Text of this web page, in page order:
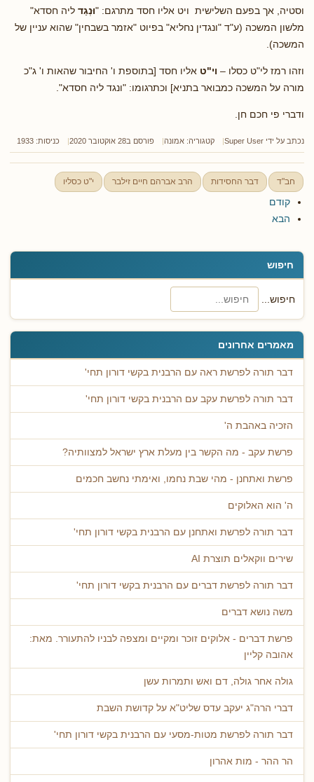
חיפוש
חיפוש...
מאמרים אחרונים
דבר תורה לפרשת ראה עם הרבנית בקשי דורון תחי'
דבר תורה לפרשת עקב עם הרבנית בקשי דורון תחי'
הזכיה באהבת ה'
פרשת עקב - מה הקשר בין מעלת ארץ ישראל למצוותיה?
פרשת ואתחנן - מהי שבת נחמו, ואימתי נחשב חכמים
ה' הוא האלוקים
דבר תורה לפרשת ואתחנן עם הרבנית בקשי דורון תחי'
שירים ווקאלים תוצרת AI
דבר תורה לפרשת דברים עם הרבנית בקשי דורון תחי'
משה נושא דברים
פרשת דברים - אלוקים זוכר ומקיים ומצפה לבניו להתעורר. מאת:
אהובה קליין
גולה אחר גולה, דם ואש ותמרות עשן
דברי הרה"ג יעקב עדס שליט"א על קדושת השבת
דבר תורה לפרשת מטות-מסעי עם הרבנית בקשי דורון תחי'
הר ההר - מות אהרון
וסטיה, אך בפעם השלישית ויט אליו חסד מתרגם: "וּנְגַד ליה חסדא"
מלשון המשכה (ע"ד "ונגדין נחליא" בפיוט "אזמר בשבחין" שהוא עניין של
המשכה).
וזהו רמז לי"ט כסלו – וי"ט אליו חסד [בתוספת ו' החיבור שהאות ו' ג"כ
מורה על המשכה כמבואר בתניא] וכתרגומו: "ונגד ליה חסדא".
ודברי פי חכם חן.
נכתב על ידי Super User קטגוריה: אמונה פורסם ב28 אוקטובר 2020 כניסות: 1933
חב"ד דבר החסידות הרב אברהם חיים זילבר י"ט כסליו
קודם
הבא